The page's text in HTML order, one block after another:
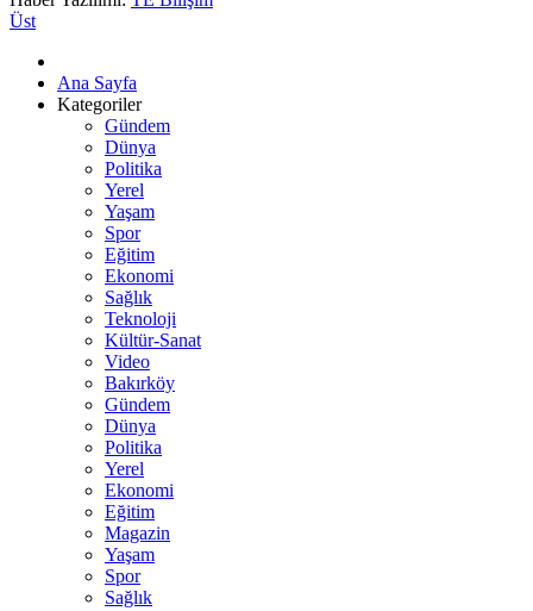
Üst
Ana Sayfa
Kategoriler
Gündem
Dünya
Politika
Yerel
Yaşam
Spor
Eğitim
Ekonomi
Sağlık
Teknoloji
Kültür-Sanat
Video
Bakırköy
Gündem
Dünya
Politika
Yerel
Ekonomi
Eğitim
Magazin
Yaşam
Spor
Sağlık